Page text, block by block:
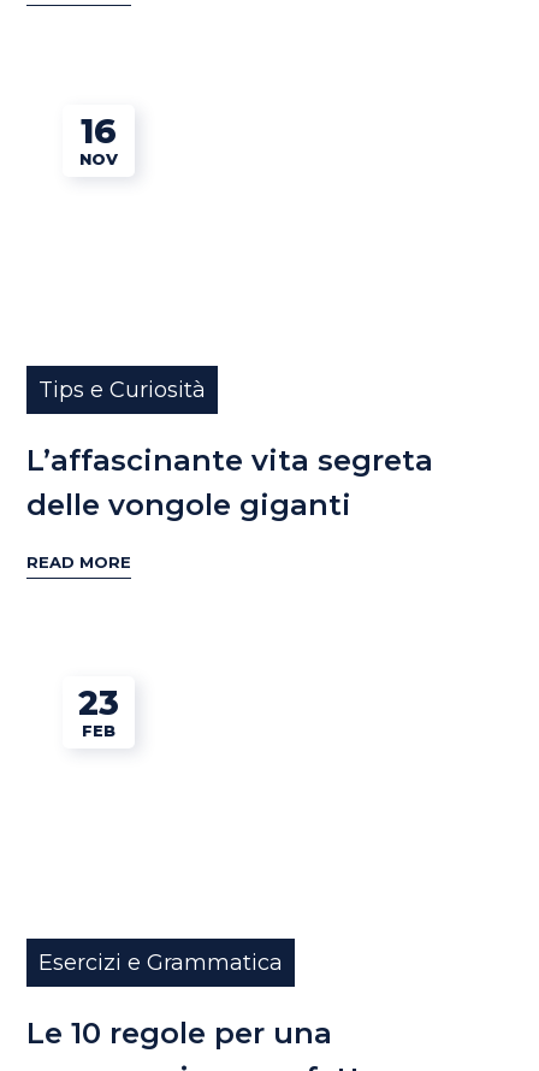
16
NOV
Tips e Curiosità
L’affascinante vita segreta
delle vongole giganti
READ MORE
23
FEB
Esercizi e Grammatica
Le 10 regole per una